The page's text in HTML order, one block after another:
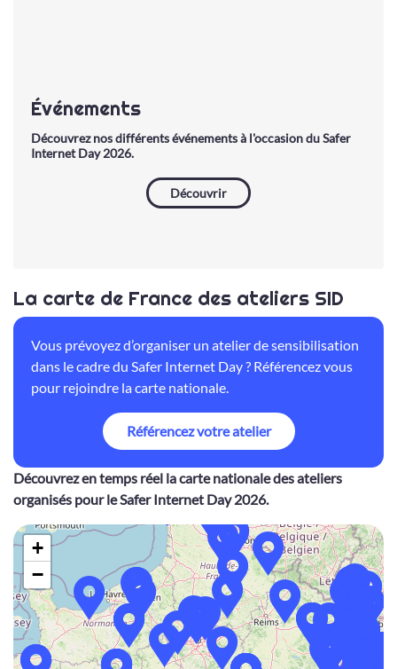
Événements
Découvrez nos différents événements à l'occasion du Safer
Internet Day 2026.
Découvrir
La carte de France des ateliers SID
Vous prévoyez d’organiser un atelier de sensibilisation
dans le cadre du Safer Internet Day ? Référencez vous
pour rejoindre la carte nationale.
Référencez votre atelier
Découvrez en temps réel la carte nationale des ateliers
organisés pour le Safer Internet Day 2026.
+
−